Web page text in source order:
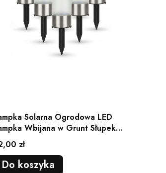
Solarna Ogrodowa LED
Wbijana w Grunt Słupek
8 szt
zł
Do koszyka